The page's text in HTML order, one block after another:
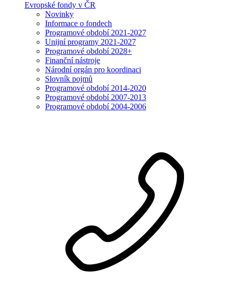
Evropské fondy v ČR
Novinky
Informace o fondech
Programové období 2021-2027
Unijní programy 2021-2027
Programové období 2028+
Finanční nástroje
Národní orgán pro koordinaci
Slovník pojmů
Programové období 2014-2020
Programové období 2007-2013
Programové období 2004-2006